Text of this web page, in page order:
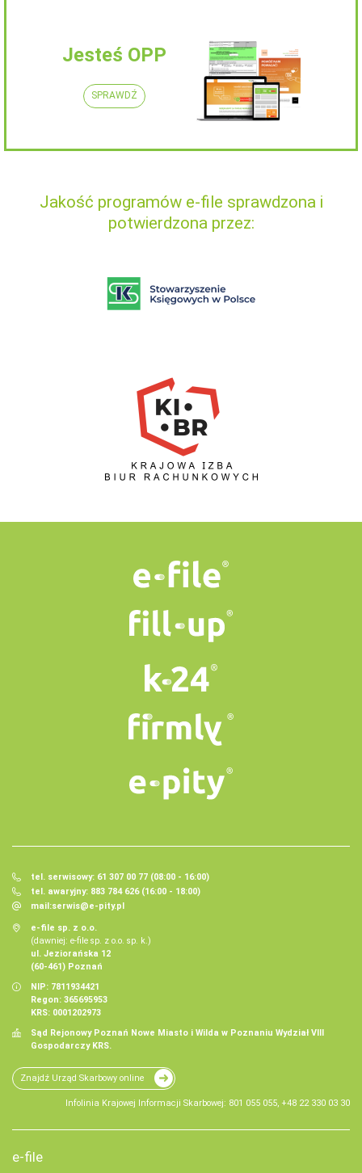
Jesteś OPP
SPRAWDŹ
Jakość programów e-file sprawdzona i
potwierdzona przez:
tel. serwisowy: 61 307 00 77 (08:00 - 16:00)
tel. awaryjny: 883 784 626 (16:00 - 18:00)
mail:serwis@e-pity.pl
e-file sp. z o.o.
(dawniej: e-file sp. z o.o. sp. k.)
ul. Jeziorańska 12
(60-461) Poznań
NIP: 7811934421
Regon: 365695953
KRS: 0001202973
Sąd Rejonowy Poznań Nowe Miasto i Wilda w Poznaniu Wydział VIII
Gospodarczy KRS.
Znajdź Urząd Skarbowy online
Infolinia Krajowej Informacji Skarbowej: 801 055 055, +48 22 330 03 30
e-file